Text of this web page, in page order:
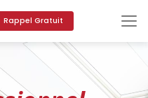
Rappel Gratuit